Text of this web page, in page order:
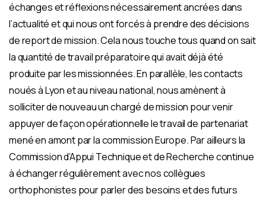
échanges et réflexions nécessairement ancrées dans
l’actualité et qui nous ont forcés à prendre des décisions
de report de mission. Cela nous touche tous quand on sait
la quantité de travail préparatoire qui avait déjà été
produite par les missionnées. En parallèle, les contacts
noués à Lyon et au niveau national, nous amènent à
solliciter de nouveau un chargé de mission pour venir
appuyer de façon opérationnelle le travail de partenariat
mené en amont par la commission Europe. Par ailleurs la
Commission d’Appui Technique et de Recherche continue
à échanger régulièrement avec nos collègues
orthophonistes pour parler des besoins et des futurs